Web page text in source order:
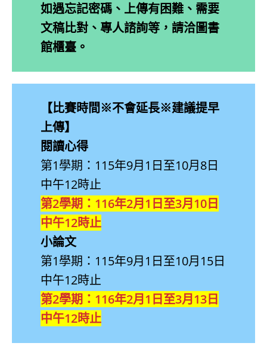
如遇忘記密碼、上傳有困難、需要
文稿比對、專人諮詢等，請洽圖書
館櫃臺。
【比賽時間※不會延長※建議提早
上傳】
閱讀心得
第1學期：115年9月1日至10月8日
中午12時止
第2學期：116年2月1日至3月10日
中午12時止
小論文
第1學期：115年9月1日至10月15日
中午12時止
第2學期：116年2月1日至3月13日
中午12時止